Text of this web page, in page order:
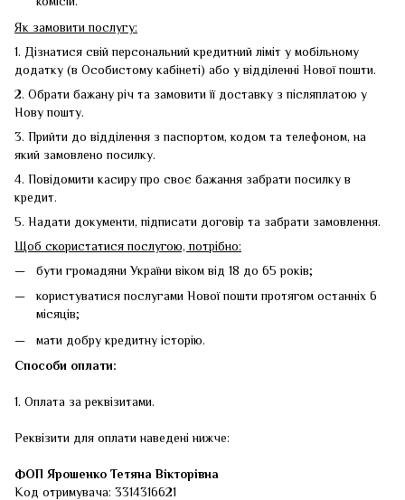
Як замовити послугу:
1. Дізнатися свій персональний кредитний ліміт у мобільному
додатку (в Особистому кабінеті) або у відділенні Нової пошти.
2. Обрати бажану річ та замовити її доставку з післяплатою у
Нову пошту.
3. Прийти до відділення з паспортом, кодом та телефоном, на
який замовлено посилку.
4. Повідомити касиру про своє бажання забрати посилку в
кредит.
5. Надати документи, підписати договір та забрати замовлення.
Щоб скористатися послугою, потрібно:
бути громадяни України віком від 18 до 65 років;
користуватися послугами Нової пошти протягом останніх 6
місяців;
мати добру кредитну історію.
Способи оплати:
1. Оплата за реквізитами.
Реквізити для оплати наведені нижче:
ФОП Ярошенко Тетяна Вікторівна
Код отримувача: 3314316621